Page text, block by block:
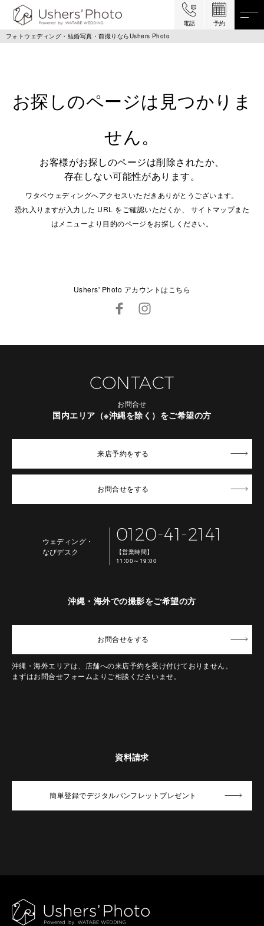
電話
予約
フォトウェディング・結婚写真・前撮りならUshers Photo
お探しのページは見つかりま
せん。
お客様がお探しのページは削除されたか、
存在しない可能性があります。
ワタベウェディングへアクセスいただきありがとうございます。
恐れ入りますが入力した URL をご確認いただくか、 サイトマップまた
はメニューより目的のページをお探しください。
Ushers' Photo アカウントはこちら
CONTACT
お問合せ
国内エリア（※沖縄を除く）をご希望の方
来店予約をする
お問合せをする
ウェディング・
なびデスク
0120-41-2141
【営業時間】
11:00～19:00
沖縄・海外での撮影をご希望の方
お問合せをする
沖縄・海外エリアは、店舗への来店予約を受け付けておりません。
まずはお問合せフォームよりご相談くださいませ。
資料請求
簡単登録でデジタルパンフレットプレゼント